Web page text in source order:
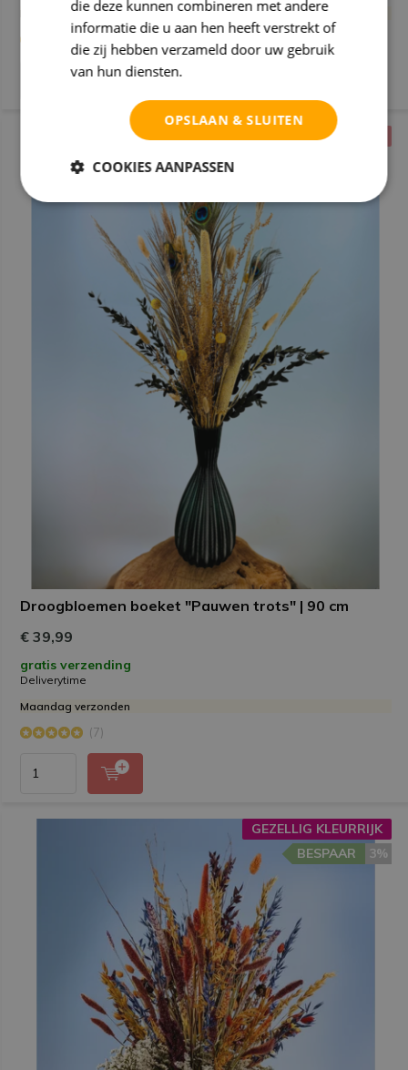
Maandag verzonden
Droogbloemen boeket "Pauwen trots" | 90 cm
MAANDENLANG MOOI
€ 39,99
gratis verzending
Deliverytime
Maandag verzonden
(7)
GEZELLIG KLEURRIJK
3%
BESPAAR
die deze kunnen combineren met andere
informatie die u aan hen heeft verstrekt of
die zij hebben verzameld door uw gebruik
van hun diensten.
OPSLAAN & SLUITEN
COOKIES AANPASSEN